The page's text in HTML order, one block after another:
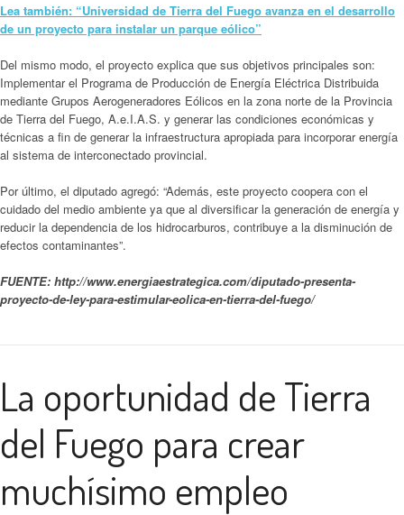
Lea también: “Universidad de Tierra del Fuego avanza en el desarrollo
de un proyecto para instalar un parque eólico”
Del mismo modo, el proyecto explica que sus objetivos principales son:
Implementar el Programa de Producción de Energía Eléctrica Distribuida
mediante Grupos Aerogeneradores Eólicos en la zona norte de la Provincia
de Tierra del Fuego, A.e.I.A.S. y generar las condiciones económicas y
técnicas a fin de generar la infraestructura apropiada para incorporar energía
al sistema de interconectado provincial.
Por último, el diputado agregó: “Además, este proyecto coopera con el
cuidado del medio ambiente ya que al diversificar la generación de energía y
reducir la dependencia de los hidrocarburos, contribuye a la disminución de
efectos contaminantes”.
FUENTE: http://www.energiaestrategica.com/diputado-presenta-
proyecto-de-ley-para-estimular-eolica-en-tierra-del-fuego/
La oportunidad de Tierra
del Fuego para crear
muchísimo empleo